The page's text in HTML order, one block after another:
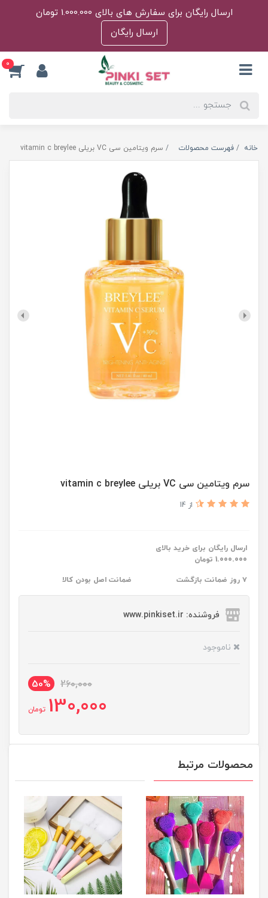
ارسال رایگان برای سفارش های بالای 1.000.000 تومان
ارسال رایگان
0
خانه فهرست محصولات سرم ویتامین سی VC بریلی vitamin c breylee
سرم ویتامین سی VC بریلی vitamin c breylee
از 14
ارسال رایگان برای خرید بالای
1.000.000 تومان
۷ روز ضمانت بازگشت ضمانت اصل بودن کالا
فروشنده: www.pinkiset.ir
ناموجود
260,000
50%
130,000 تومان
محصولات مرتبط